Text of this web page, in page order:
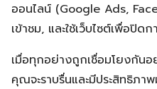
ออนไลน์ (Google Ads,
เข้าชม, และใช้เว็บไซต์เพื่อปิด
เมื่อทุกอย่างถูกเชื่อมโยงกันอ
คุณจะราบรื่นและมีประสิทธิภา